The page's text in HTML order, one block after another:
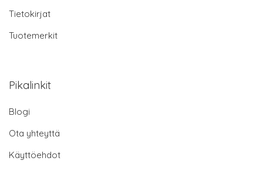
Tietokirjat
Tuotemerkit
Pikalinkit
Blogi
Ota yhteyttä
Käyttöehdot